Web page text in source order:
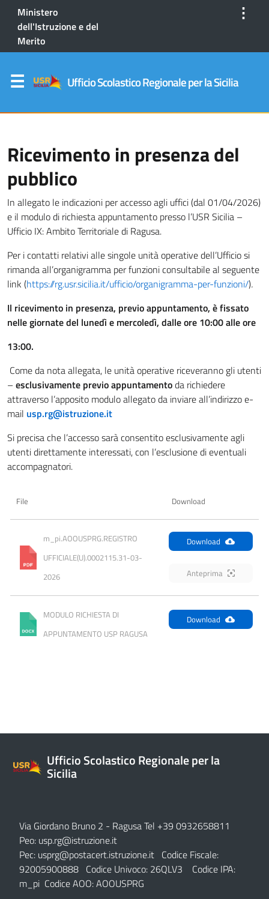
Ministero
dell'Istruzione e del
Merito
⋮
Ufficio Scolastico Regionale per la Sicilia
Ricevimento in presenza del
pubblico
In allegato le indicazioni per accesso agli uffici (dal 01/04/2026)
e il modulo di richiesta appuntamento presso l’USR Sicilia –
Ufficio IX: Ambito Territoriale di Ragusa.
Per i contatti relativi alle singole unità operative dell’Ufficio si
rimanda all’organigramma per funzioni consultabile al seguente
link (https://rg.usr.sicilia.it/ufficio/organigramma-per-funzioni/).
Il ricevimento in presenza, previo appuntamento, è fissato
nelle giornate del lunedì e mercoledì, dalle ore 10:00 alle ore
13:00.
Come da nota allegata, le unità operative riceveranno gli utenti
– esclusivamente previo appuntamentoda richiedere
attraverso l’apposito modulo allegato da inviare all’indirizzo e-
mail usp.rg@istruzione.it
Si precisa che l’accesso sarà consentito esclusivamente agli
utenti direttamente interessati, con l’esclusione di eventuali
accompagnatori.
File Download
m_pi.AOOUSPRG.REGISTRO
UFFICIALE(U).0002115.31-03-
2026
Download
Anteprima
MODULO RICHIESTA DI
APPUNTAMENTO USP RAGUSA
Download
Ufficio Scolastico Regionale per la
Sicilia
Via Giordano Bruno 2 - Ragusa Tel +39 0932658811
Peo: usp.rg@istruzione.it
Pec: usprg@postacert.istruzione.it Codice Fiscale:
92005900888 Codice Univoco: 26QLV3 Codice IPA:
m_pi Codice AOO: AOOUSPRG